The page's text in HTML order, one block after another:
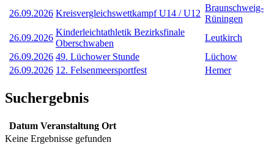
26.09.2026 Kreisvergleichswettkampf U14 / U12
Braunschweig-
Rüningen
26.09.2026
Kinderleichtathletik Bezirksfinale
Oberschwaben
Leutkirch
26.09.2026 49. Lüchower Stunde
Lüchow
26.09.2026 12. Felsenmeersportfest Hemer
Suchergebnis
Datum Veranstaltung Ort
Keine Ergebnisse gefunden